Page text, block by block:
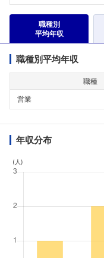
職種別
平均年収
職種別平均年収
職種
営業
年収分布
(人)